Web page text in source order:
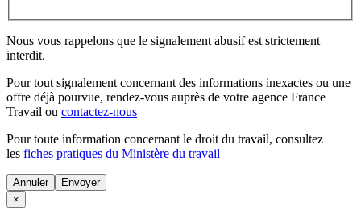
Nous vous rappelons que le signalement abusif est strictement
interdit.
Pour tout signalement concernant des informations inexactes ou une
offre déjà pourvue, rendez-vous auprès de votre agence France
Travail ou contactez-nous
Pour toute information concernant le droit du travail, consultez
les fiches pratiques du Ministère du travail
Annuler
×